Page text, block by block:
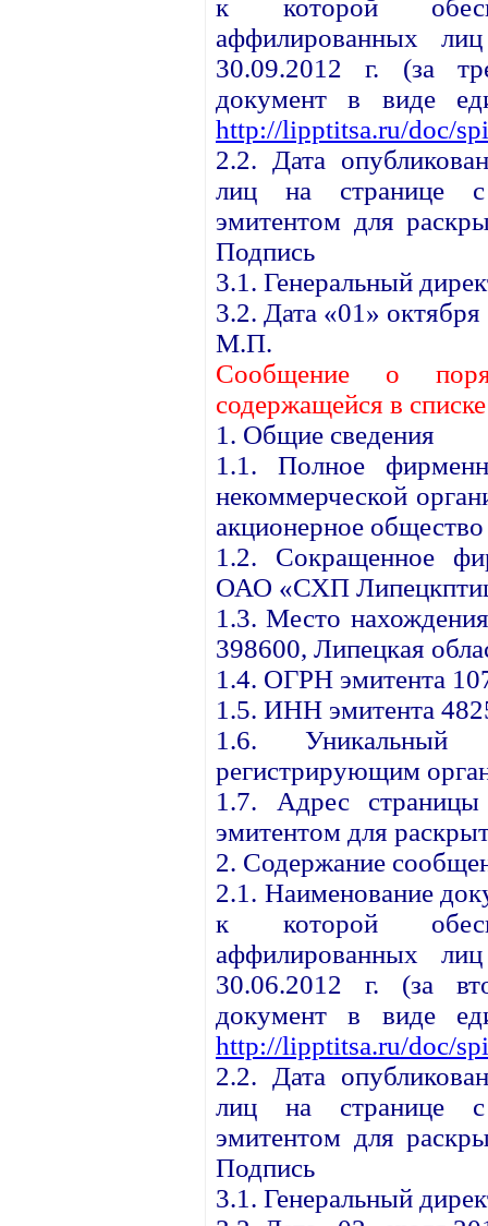
к которой
аффилированных
30.09.2012 г. (за
документ в виде
http://lipptitsa.ru/doc/
2.2. Дата
лиц на странице с
эмитентом для
Подпись
3.1. Генеральный
3.2. Дата «01» октября
М.П.
Сообщение о
содержащейся в
1. Общие сведения
1.1. Полное
некоммерческой
акционерное
1.2. Сокращенное
ОАО «СХП
1.3. Место
398600, Липецкая
1.4. ОГРН эмитента
1.5. ИНН эмитента
1.6. Уникальный
регистрирующим
1.7. Адрес страницы
эмитентом для
2. Содержание
2.1. Наименование
к которой
аффилированных
30.06.2012 г. (за
документ в виде
http://lipptitsa.ru/doc/
2.2. Дата
лиц на странице с
эмитентом для
Подпись
3.1. Генеральный